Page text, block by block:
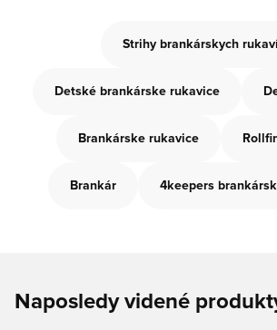
Strihy brankárskych
Detské brankárske rukavice
Brankárske rukavice
Brankár 4keepers
Naposledy videné